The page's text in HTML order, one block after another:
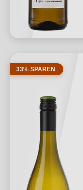
33% SPAREN